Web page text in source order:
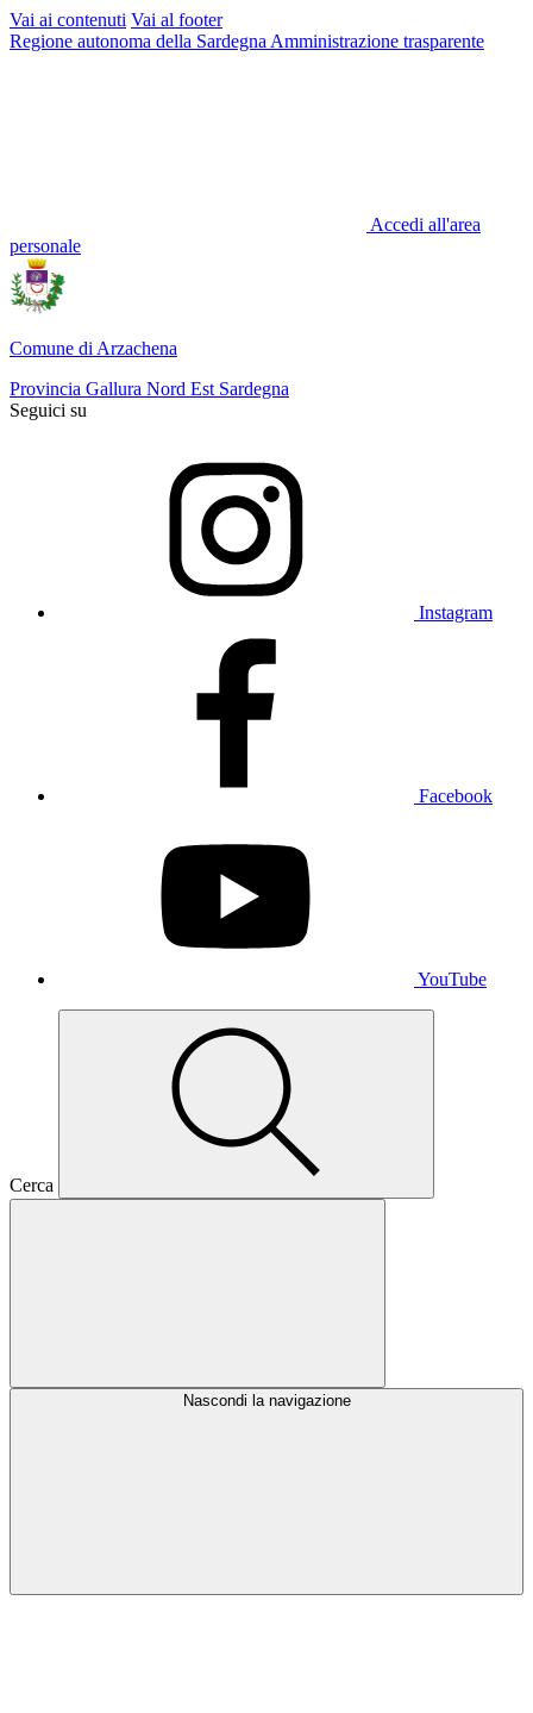
Vai ai contenuti Vai al footer
Regione autonoma della Sardegna Amministrazione trasparente
Accedi all'area
personale
Comune di Arzachena
Provincia Gallura Nord Est Sardegna
Seguici su
Instagram
Facebook
YouTube
Cerca
Nascondi la navigazione